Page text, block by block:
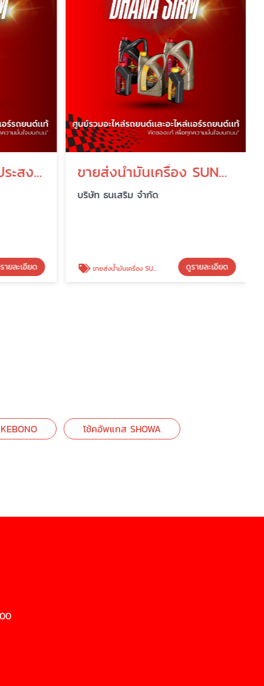
สเปรย์หล่อลื่นอเนกประสงค์ DS Multilube Spray
ยละเอียด
ขายส่งน้ำมันเครื่อง SUNOCO
บริษัท ธนเสริม จำกัด
ขายส่งน้ำมันเครื่อง SUNOCO ดูรายละเอียด
โช้คอัพแกส SHOWA